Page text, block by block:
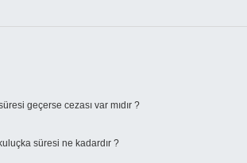
geçerse cezası var mıdır ?
süresi ne kadardır ?